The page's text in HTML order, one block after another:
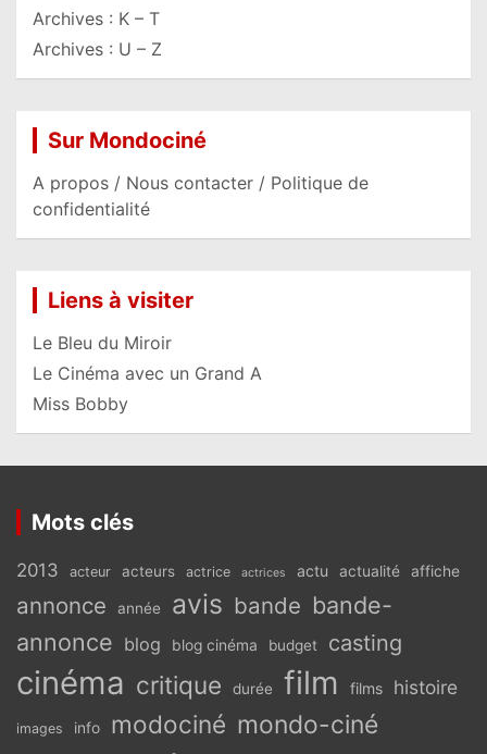
Archives : K – T
Archives : U – Z
Sur Mondociné
A propos / Nous contacter / Politique de
confidentialité
Liens à visiter
Le Bleu du Miroir
Le Cinéma avec un Grand A
Miss Bobby
Mots clés
2013 acteur acteurs actrice actrices actu actualité affiche
annonce année avis bande bande-
annonce blog blog cinéma budget casting
cinéma critique durée film films histoire
images info modociné mondo-ciné